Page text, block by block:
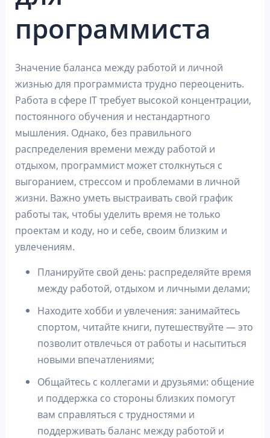
программиста
Значение баланса между работой и личной
жизнью для программиста трудно переоценить.
Работа в сфере IT требует высокой концентрации,
постоянного обучения и нестандартного
мышления. Однако, без правильного
распределения времени между работой и
отдыхом, программист может столкнуться с
выгоранием, стрессом и проблемами в личной
жизни. Важно уметь выстраивать свой график
работы так, чтобы уделить время не только
проектам и коду, но и себе, своим близким и
увлечениям.
Планируйте свой день: распределяйте время
между работой, отдыхом и личными делами;
Находите хобби и увлечения: занимайтесь
спортом, читайте книги, путешествуйте — это
позволит отвлечься от работы и насытиться
новыми впечатлениями;
Общайтесь с коллегами и друзьями: общение
и поддержка со стороны близких помогут
вам справляться с трудностями и
поддерживать баланс между работой и